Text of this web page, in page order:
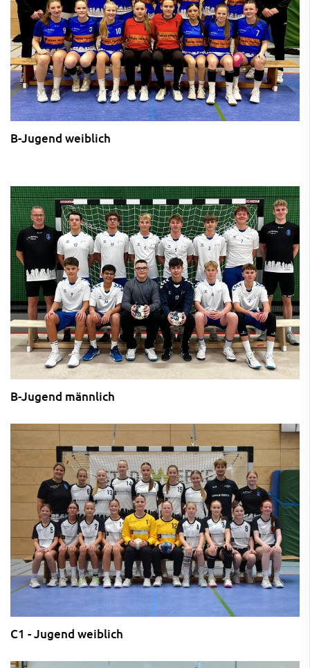
B-Jugend weiblich
B-Jugend männlich
C1 - Jugend weiblich